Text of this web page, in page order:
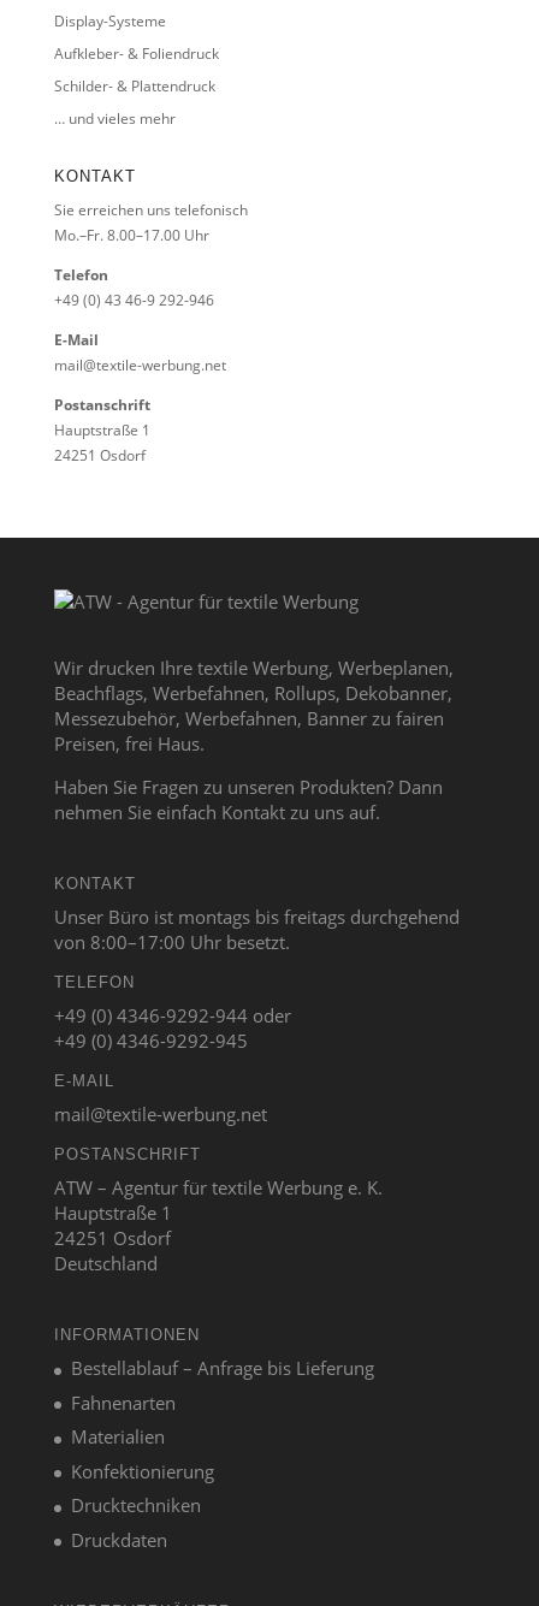
Display-Systeme
Aufkleber- & Foliendruck
Schilder- & Plattendruck
… und vieles mehr
KONTAKT
Sie erreichen uns telefonisch
Mo.–Fr. 8.00–17.00 Uhr
Telefon
+49 (0) 43 46-9 292-946
E-Mail
mail@textile-werbung.net
Postanschrift
Hauptstraße 1
24251 Osdorf
Wir drucken Ihre textile Werbung, Werbeplanen,
Beachflags, Werbefahnen, Rollups, Dekobanner,
Messezubehör, Werbefahnen, Banner zu fairen
Preisen, frei Haus.
Haben Sie Fragen zu unseren Produkten? Dann
nehmen Sie einfach Kontakt zu uns auf.
KONTAKT
Unser Büro ist montags bis freitags durchgehend
von 8:00–17:00 Uhr besetzt.
TELEFON
+49 (0) 4346-9292-944 oder
+49 (0) 4346-9292-945
E-MAIL
mail@textile-werbung.net
POSTANSCHRIFT
ATW – Agentur für textile Werbung e. K.
Hauptstraße 1
24251 Osdorf
Deutschland
INFORMATIONEN
Bestellablauf – Anfrage bis Lieferung
Fahnenarten
Materialien
Konfektionierung
Drucktechniken
Druckdaten